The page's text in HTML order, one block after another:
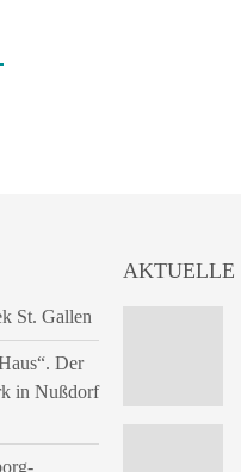
St. Gallen
Der
in Nußdorf
AKTUELLE